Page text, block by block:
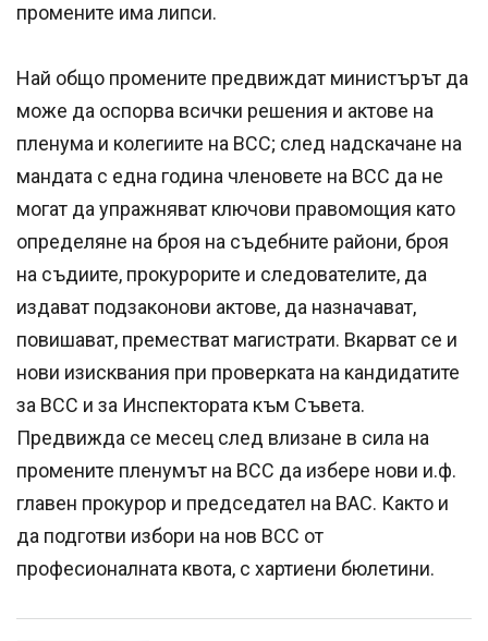
промените има липси.
Най общо промените предвиждат министърът да
може да оспорва всички решения и актове на
пленума и колегиите на ВСС; след надскачане на
мандата с една година членовете на ВСС да не
могат да упражняват ключови правомощия като
определяне на броя на съдебните райони, броя
на съдиите, прокурорите и следователите, да
издават подзаконови актове, да назначават,
повишават, преместват магистрати. Вкарват се и
нови изисквания при проверката на кандидатите
за ВСС и за Инспектората към Съвета.
Предвижда се месец след влизане в сила на
промените пленумът на ВСС да избере нови и.ф.
главен прокурор и председател на ВАС. Както и
да подготви избори на нов ВСС от
професионалната квота, с хартиени бюлетини.